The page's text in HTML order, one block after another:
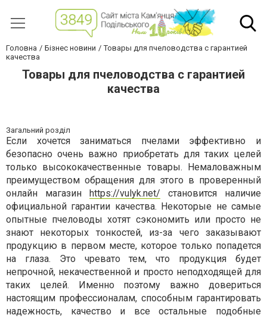
Головна Бізнес новини
Товары для пчеловодства с гарантией
качества
Товары для пчеловодства с гарантией
качества
Загальний розділ
Если хочется заниматься пчелами эффективно и
безопасно очень важно приобретать для таких целей
только высококачественные товары. Немаловажным
преимуществом обращения для этого в проверенный
онлайн магазин https://vulyk.net/ становится наличие
официальной гарантии качества. Некоторые не самые
опытные пчеловоды хотят сэкономить или просто не
знают некоторых тонкостей, из-за чего заказывают
продукцию в первом месте, которое только попадется
на глаза. Это чревато тем, что продукция будет
непрочной, некачественной и просто неподходящей для
таких целей. Именно поэтому важно довериться
настоящим профессионалам, способным гарантировать
надежность, качество и все остальные подобные